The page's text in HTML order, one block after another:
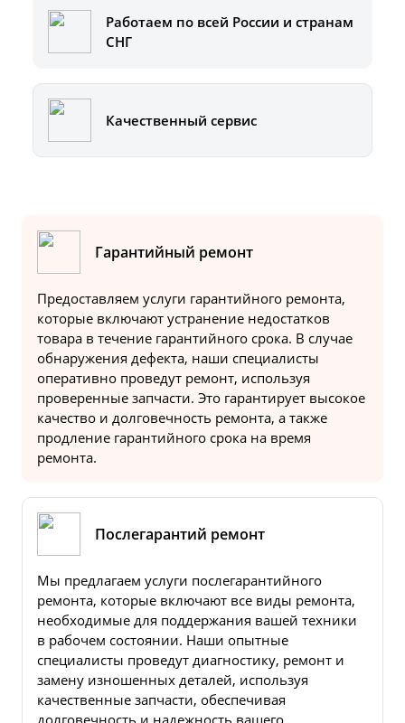
Работаем по всей России и странам
СНГ
Качественный сервис
Гарантийный ремонт
Предоставляем услуги гарантийного ремонта,
которые включают устранение недостатков
товара в течение гарантийного срока. В случае
обнаружения дефекта, наши специалисты
оперативно проведут ремонт, используя
проверенные запчасти. Это гарантирует высокое
качество и долговечность ремонта, а также
продление гарантийного срока на время
ремонта.
Послегарантий ремонт
Мы предлагаем услуги послегарантийного
ремонта, которые включают все виды ремонта,
необходимые для поддержания вашей техники
в рабочем состоянии. Наши опытные
специалисты проведут диагностику, ремонт и
замену изношенных деталей, используя
качественные запчасти, обеспечивая